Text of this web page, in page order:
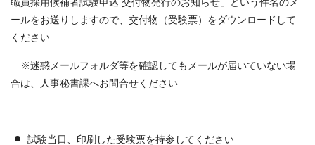
ールをお送りしますので、交付物（受験票）をダウンロードして
ください
※迷惑メールフォルダ等を確認してもメールが届いていない場
合は、人事秘書課へお問合せください
試験当日、印刷した受験票を持参してください